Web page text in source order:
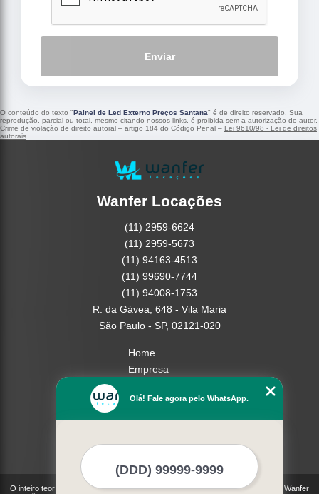
Enviar
O conteúdo do texto "Painel de Led Externo Preços Santana" é de direito reservado. Sua
reprodução, parcial ou total, mesmo citando nossos links, é proibida sem a autorização do autor.
Crime de violação de direito autoral – artigo 184 do Código Penal – Lei 9610/98 - Lei de direitos
autorais
Wanfer Locações
(11) 2959-6624
(11) 2959-5673
(11) 94163-4513
(11) 99690-7744
(11) 94008-1753
R. da Gávea, 648 - Vila Maria
São Paulo - SP, 02121-020
Home
Empresa
Serviços
Contato
O inteiro teor deste site está sujeito à proteção de direitos autorais. Copyright© Wanfer
Olá! Fale agora pelo WhatsApp.